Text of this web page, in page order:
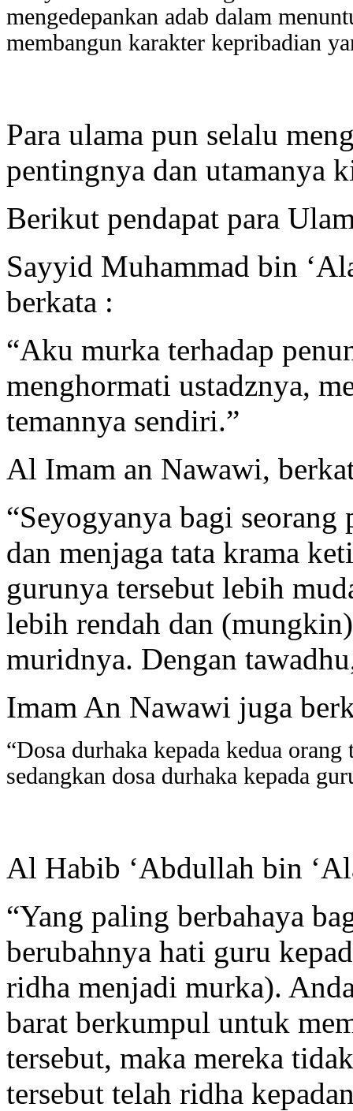
mengedepankan adab dalam
membangun karakter kepribadian
Para ulama pun selalu
pentingnya dan utamanya
Berikut pendapat para
Sayyid Muhammad bin
berkata :
“Aku murka terhadap
menghormati ustadznya,
temannya sendiri.”
Al Imam an Nawawi,
“Seyogyanya bagi
dan menjaga tata krama
gurunya tersebut lebih
lebih rendah dan
muridnya. Dengan
Imam An Nawawi juga
“Dosa durhaka kepada kedua
sedangkan dosa durhaka kepada
Al Habib ‘Abdullah bin
“Yang paling berbahaya
berubahnya hati guru
ridha menjadi murka).
barat berkumpul untuk
tersebut, maka mereka
tersebut telah ridha